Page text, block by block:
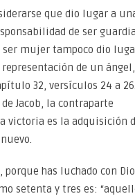
que dio lugar a
de ser
ser mujer tampoco dio
de un
32, versículos 24 a
Jacob, la contraparte
victoria es la adquisición
has luchado con
setenta y tres es: